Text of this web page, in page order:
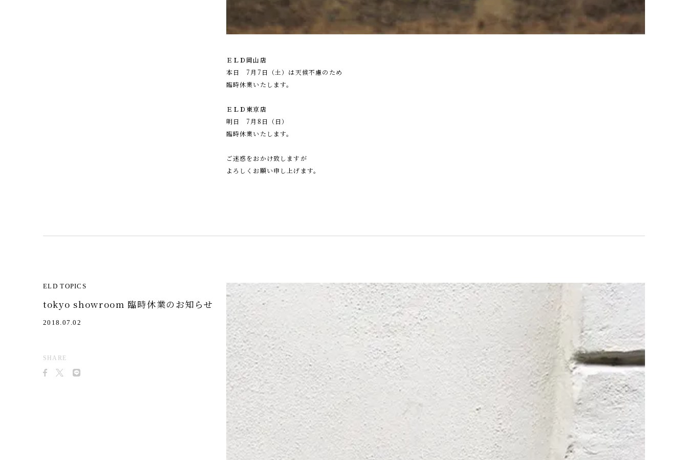
ＥＬＤ岡山店
本日 7月7日（土）は天候不慮のため
臨時休業いたします。
ＥＬＤ東京店
明日 7月8日（日）
臨時休業いたします。
ご迷惑をおかけ致しますが
よろしくお願い申し上げます。
ELD TOPICS
tokyo showroom 臨時休業のお知らせ
2018.07.02
SHARE